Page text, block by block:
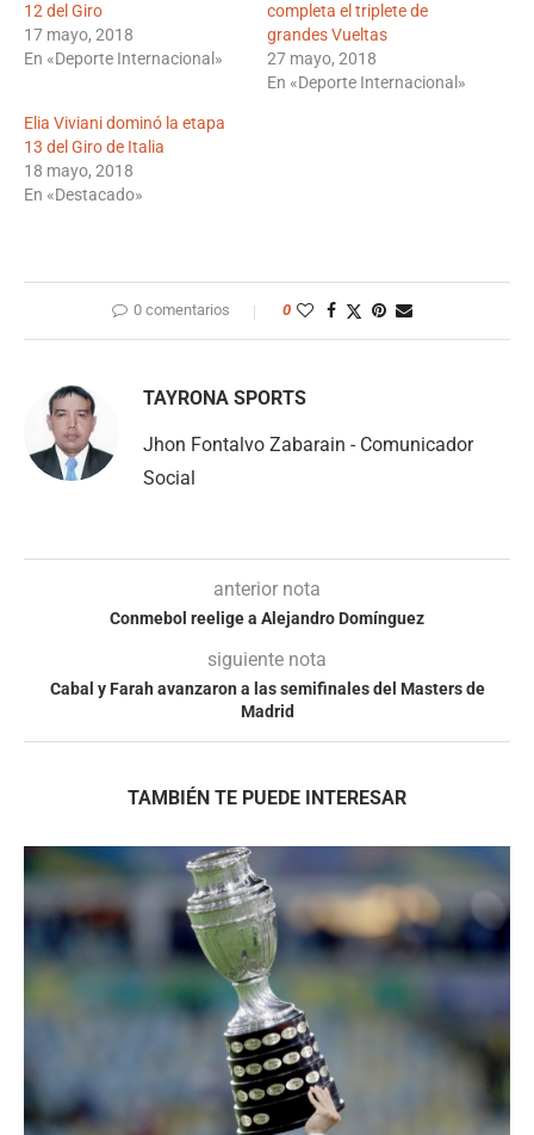
12 del Giro
17 mayo, 2018
En «Deporte Internacional»
completa el triplete de
grandes Vueltas
27 mayo, 2018
En «Deporte Internacional»
Elia Viviani dominó la etapa
13 del Giro de Italia
18 mayo, 2018
En «Destacado»
0 comentarios 0
TAYRONA SPORTS
Jhon Fontalvo Zabarain - Comunicador
Social
anterior nota
Conmebol reelige a Alejandro Domínguez
siguiente nota
Cabal y Farah avanzaron a las semifinales del Masters de
Madrid
TAMBIÉN TE PUEDE INTERESAR